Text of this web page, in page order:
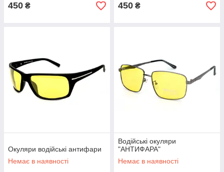
450 ₴ 450 ₴
Окуляри водійські антифари
Немає в наявності
Водійські окуляри
"АНТИФАРА"
Немає в наявності